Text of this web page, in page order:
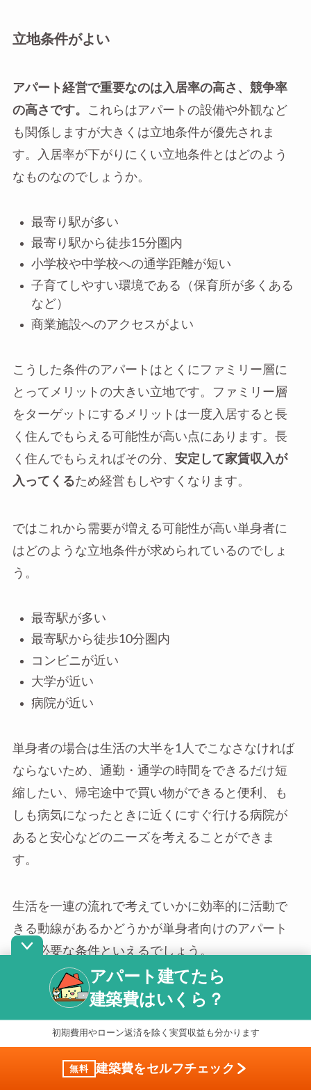
立地条件がよい
アパート経営で重要なのは入居率の高さ、競争率
の高さです。
これらはアパートの設備や外観など
も関係しますが大きくは立地条件が優先されま
す。入居率が下がりにくい立地条件とはどのよう
なものなのでしょうか。
最寄り駅が多い
最寄り駅から徒歩15分圏内
小学校や中学校への通学距離が短い
子育てしやすい環境である（保育所が多くある
など）
商業施設へのアクセスがよい
こうした条件のアパートはとくにファミリー層に
とってメリットの大きい立地です。ファミリー層
をターゲットにするメリットは一度入居すると長
く住んでもらえる可能性が高い点にあります。長
く住んでもらえればその分、 安定して家賃収入が
入ってくるため経営もしやすくなります。
ではこれから需要が増える可能性が高い単身者に
はどのような立地条件が求められているのでしょ
う。
最寄駅が多い
最寄駅から徒歩10分圏内
コンビニが近い
大学が近い
病院が近い
単身者の場合は生活の大半を1人でこなさなければ
ならないため、通勤・通学の時間をできるだけ短
縮したい、帰宅途中で買い物ができると便利、も
しも病気になったときに近くにすぐ行ける病院が
あると安心などのニーズを考えることができま
す。
生活を一連の流れで考えていかに効率的に活動で
きる動線があるかどうかが単身者向けのアパート
には必要な条件といえるでしょう。
これからのアパート経営で大切なこと
アパート建てたら
建築費はいくら？
初期費用やローン返済を除く実質収益も分かります
無料 建築費をセルフチェック